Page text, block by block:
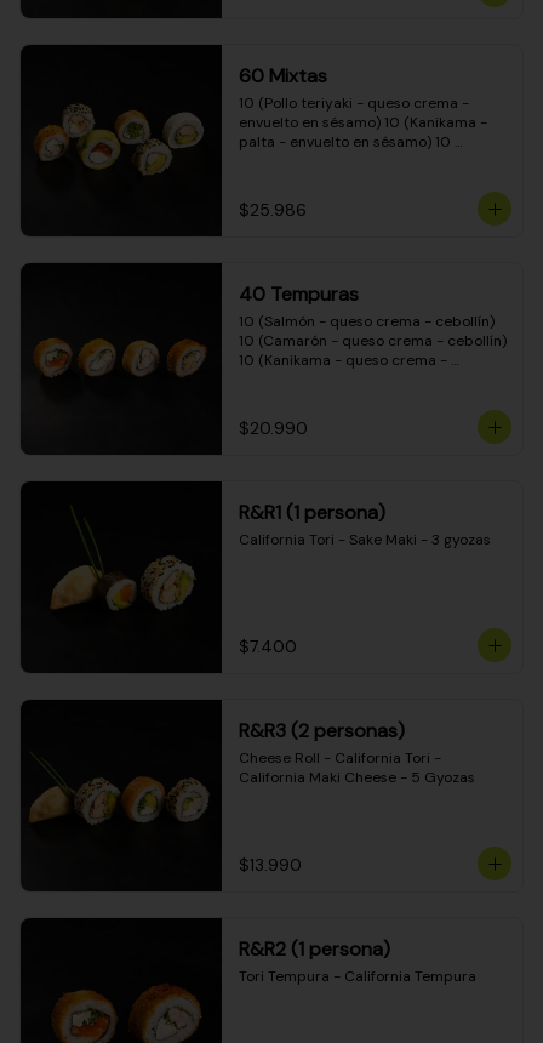
(Pimentón - queso crema - cebollín -
envuelto en masa tempura)
60 Mixtas
10 (Pollo teriyaki - queso crema -
envuelto en sésamo) 10 (Kanikama -
palta - envuelto en sésamo) 10
envuelto en queso crema) 10
(Camarón - queso crema - cebollín -
$25.986
40 Tempuras
10 (Salmón - queso crema - cebollín)
10 (Camarón - queso crema - cebollín)
10 (Kanikama - queso crema -
$20.990
R&R1 (1 persona)
California Tori - Sake Maki - 3 gyozas
$7.400
R&R3 (2 personas)
Cheese Roll - California Tori -
California Maki Cheese - 5 Gyozas
$13.990
R&R2 (1 persona)
Tori Tempura - California Tempura